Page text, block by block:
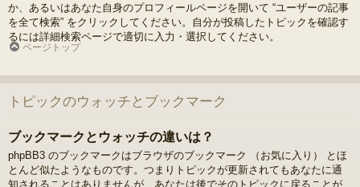
か、あるいはあなた自身のプロフィールページを開いて “ユーザーの記事
を全て検索” をクリックしてください。自分が投稿したトピックを確認す
るには詳細検索ページで適切に入力・選択してください。
ページトップ
トピックのウォッチとブックマーク
ブックマークとウォッチの違いは？
phpBB3 のブックマークはブラウザのブックマーク （お気に入り） とほ
とんど似たようなものです。つまりトピックが更新されてもあなたに通
知されることはありませんが、あなたは後でそのトピックに戻ることが